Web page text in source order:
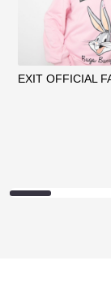
EXIT OFFICIAL